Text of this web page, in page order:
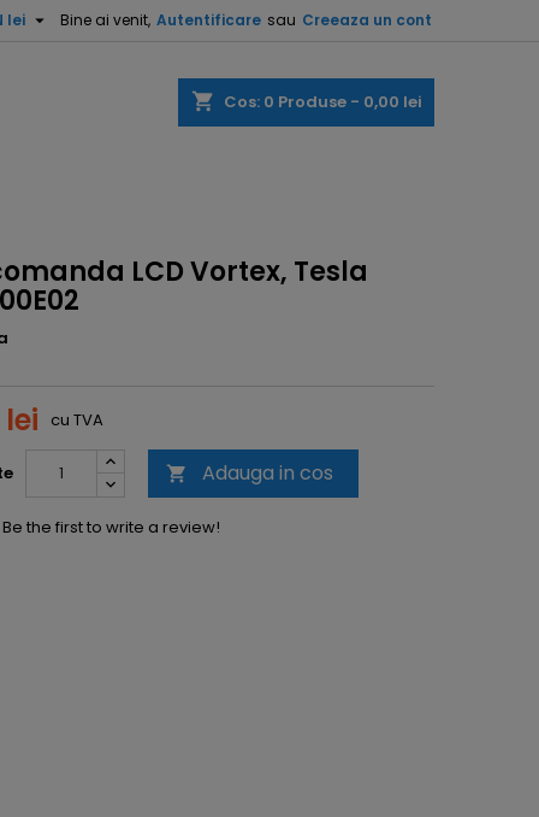
Bine ai venit, Autentificare sau Creeaza un cont
lei 
shopping_cart Cos: 0 Produse - 0,00 lei
LCD Vortex, Tesla
lei cu TVA
 Adauga in cos
Be the first to write a review!